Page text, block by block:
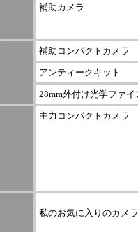
補助カメラ
補助コンパクトカメラ
アンティークキット
28mm外付け光学ファイ
主力コンパクトカメラ
私のお気に入りのカメ